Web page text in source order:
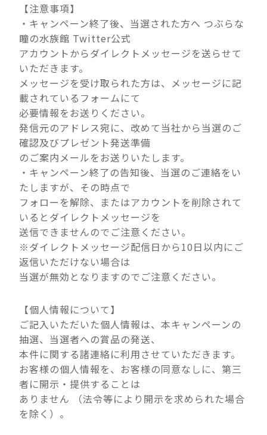
【注意事項】
・キャンペーン終了後、当選された方へ つぶらな
瞳の水族館 Twitter公式
アカウントからダイレクトメッセージを送らせて
いただきます。
メッセージを受け取られた方は、メッセージに記
載されているフォームにて
必要情報をお送りください。
発信元のアドレス宛に、改めて当社から当選のご
確認及びプレゼント発送準備
のご案内メールをお送りいたします。
・キャンペーン終了の告知後、当選のご連絡をい
たしますが、その時点で
フォローを解除、またはアカウントを削除されて
いるとダイレクトメッセージを
送信できませんのでご注意ください。
※ダイレクトメッセージ配信日から10日以内にご
返信いただけない場合は
当選が無効となりますのでご注意ください。
【個人情報について】
ご記入いただいた個人情報は、本キャンペーンの
抽選、当選者への賞品の発送、
本件に関する諸連絡に利用させていただきます。
お客様の個人情報を、お客様の同意なしに、第三
者に開示・提供することは
ありません （法令等により開示を求められた場合
を除く）。